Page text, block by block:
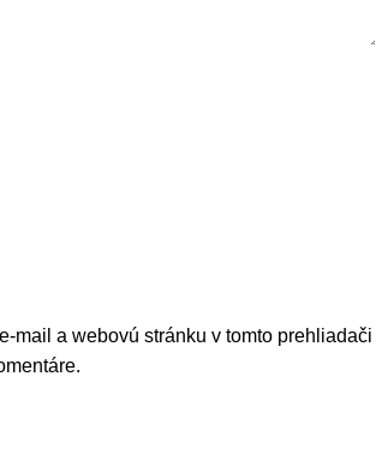
mail a webovú stránku v tomto prehliadači